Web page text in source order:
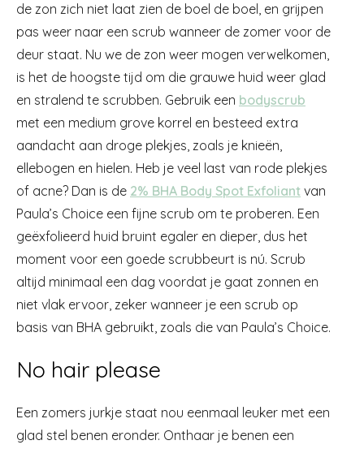
de zon zich niet laat zien de boel de boel, en grijpen
pas weer naar een scrub wanneer de zomer voor de
deur staat. Nu we de zon weer mogen verwelkomen,
is het de hoogste tijd om die grauwe huid weer glad
en stralend te scrubben. Gebruik een bodyscrub
met een medium grove korrel en besteed extra
aandacht aan droge plekjes, zoals je knieën,
ellebogen en hielen. Heb je veel last van rode plekjes
of acne? Dan is de 2% BHA Body Spot Exfoliant van
Paula’s Choice een fijne scrub om te proberen. Een
geëxfolieerd huid bruint egaler en dieper, dus het
moment voor een goede scrubbeurt is nú. Scrub
altijd minimaal een dag voordat je gaat zonnen en
niet vlak ervoor, zeker wanneer je een scrub op
basis van BHA gebruikt, zoals die van Paula’s Choice.
No hair please
Een zomers jurkje staat nou eenmaal leuker met een
glad stel benen eronder. Onthaar je benen een